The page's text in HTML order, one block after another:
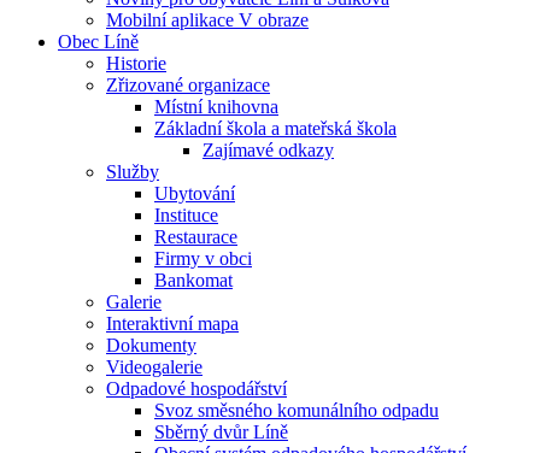
Mobilní aplikace V obraze
Obec Líně
Historie
Zřizované organizace
Místní knihovna
Základní škola a mateřská škola
Zajímavé odkazy
Služby
Ubytování
Instituce
Restaurace
Firmy v obci
Bankomat
Galerie
Interaktivní mapa
Dokumenty
Videogalerie
Odpadové hospodářství
Svoz směsného komunálního odpadu
Sběrný dvůr Líně